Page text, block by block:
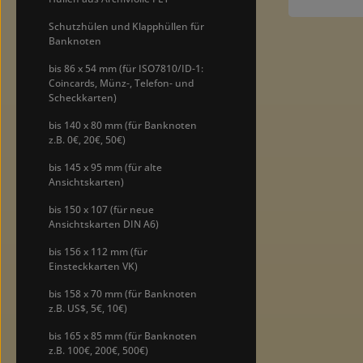
Schutzhülen und Klapphüllen für
Banknoten
bis 86 x 54 mm (für ISO7810/ID-1:
Coincards, Münz-, Telefon- und
Scheckkarten)
bis 140 x 80 mm (für Banknoten
z.B. 0€, 20€, 50€)
bis 145 x 95 mm (für alte
Ansichtskarten)
bis 150 x 107 (für neue
Ansichtskarten DIN A6)
bis 156 x 112 mm (für
Einsteckkarten VK)
bis 158 x 70 mm (für Banknoten
z.B. US$, 5€, 10€)
bis 165 x 85 mm (für Banknoten
z.B. 100€, 200€, 500€)